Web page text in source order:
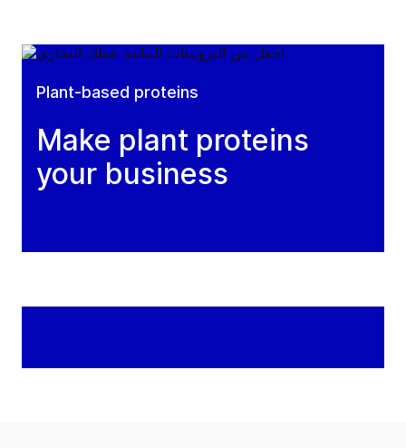
Plant-based proteins
Make plant proteins
your business